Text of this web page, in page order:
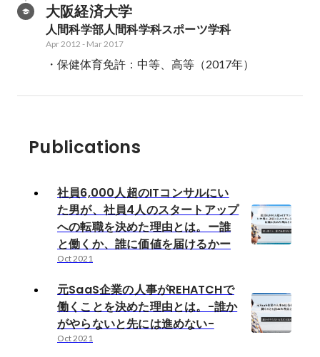
大阪経済大学
人間科学部人間科学科スポーツ学科
Apr 2012 - Mar 2017
・保健体育免許：中等、高等（2017年）
Publications
社員6,000人超のITコンサルにい
た男が、社員4人のスタートアップ
への転職を決めた理由とは。ー誰
と働くか、誰に価値を届けるかー
Oct 2021
元SaaS企業の人事がREHATCHで
働くことを決めた理由とは。-誰か
がやらないと先には進めない-
Oct 2021